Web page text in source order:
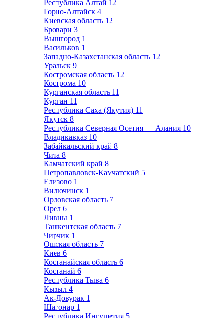
Республика Алтай 12
Горно-Алтайск 4
Киевская область 12
Бровари 3
Вышгород 1
Васильков 1
Западно-Казахстанская область 12
Уральск 9
Костромская область 12
Кострома 10
Курганская область 11
Курган 11
Республика Саха (Якутия) 11
Якутск 8
Республика Северная Осетия — Алания 10
Владикавказ 10
Забайкальский край 8
Чита 8
Камчатский край 8
Петропавловск-Камчатский 5
Елизово 1
Вилючинск 1
Орловская область 7
Орел 6
Ливны 1
Ташкентская область 7
Чирчик 1
Ошская область 7
Киев 6
Костанайская область 6
Костанай 6
Республика Тыва 6
Кызыл 4
Ак-Довурак 1
Шагонар 1
Республика Ингушетия 5